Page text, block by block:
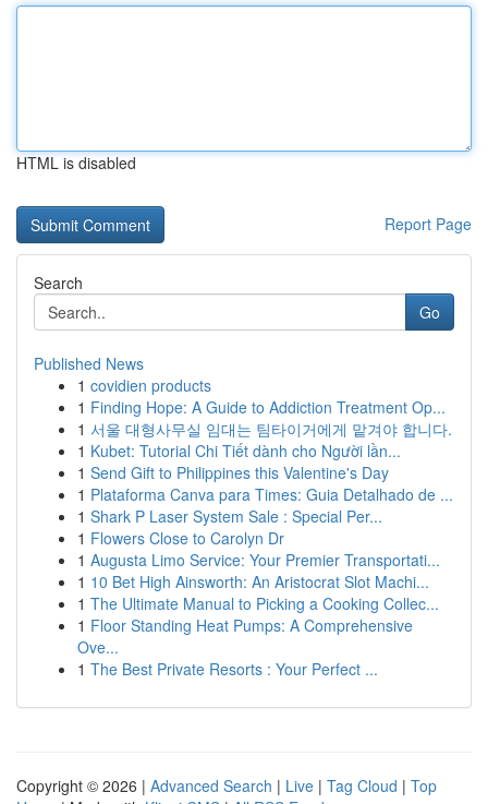
HTML is disabled
Report Page
Search
Go
Published News
1 covidien products
1 Finding Hope: A Guide to Addiction Treatment Op...
1 서울 대형사무실 임대는 팀타이거에게 맡겨야 합니다.
1 Kubet: Tutorial Chi Tiết dành cho Người lần...
1 Send Gift to Philippines this Valentine's Day
1 Plataforma Canva para Times: Guia Detalhado de ...
1 Shark P Laser System Sale : Special Per...
1 Flowers Close to Carolyn Dr
1 Augusta Limo Service: Your Premier Transportati...
1 10 Bet High Ainsworth: An Aristocrat Slot Machi...
1 The Ultimate Manual to Picking a Cooking Collec...
1 Floor Standing Heat Pumps: A Comprehensive
Ove...
1 The Best Private Resorts : Your Perfect ...
Copyright © 2026 | Advanced Search | Live | Tag Cloud | Top